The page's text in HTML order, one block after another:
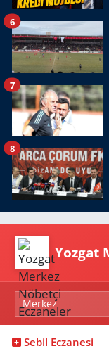
6
7
8
Yozgat
Sebil Eczanesi